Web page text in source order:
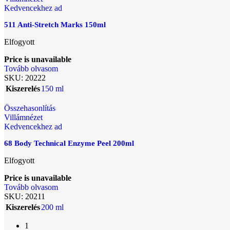
Kedvencekhez ad
511 Anti-Stretch Marks 150ml
Elfogyott
Price is unavailable
Tovább olvasom
SKU: 20222
Kiszerelés150 ml
Összehasonlítás
Villámnézet
Kedvencekhez ad
68 Body Technical Enzyme Peel 200ml
Elfogyott
Price is unavailable
Tovább olvasom
SKU: 20211
Kiszerelés200 ml
1